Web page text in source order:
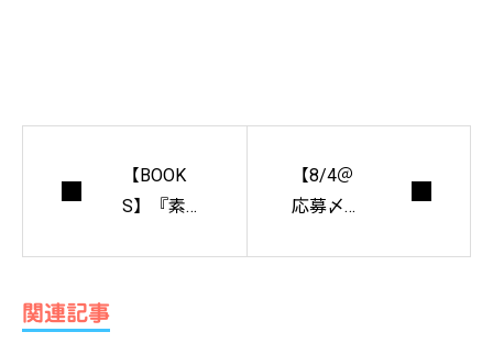
【BOOK
S】『素
【8/4＠
応募〆
関連記事